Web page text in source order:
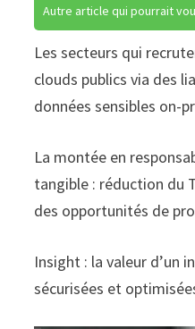
Autre article qui pourrait
Les secteurs qui
clouds publics via des
données sensibles on-
La montée en
tangible : réduction du
des opportunités de
Insight : la valeur d’un
sécurisées et